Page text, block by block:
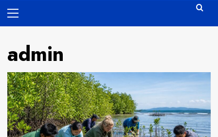
Menu
admin